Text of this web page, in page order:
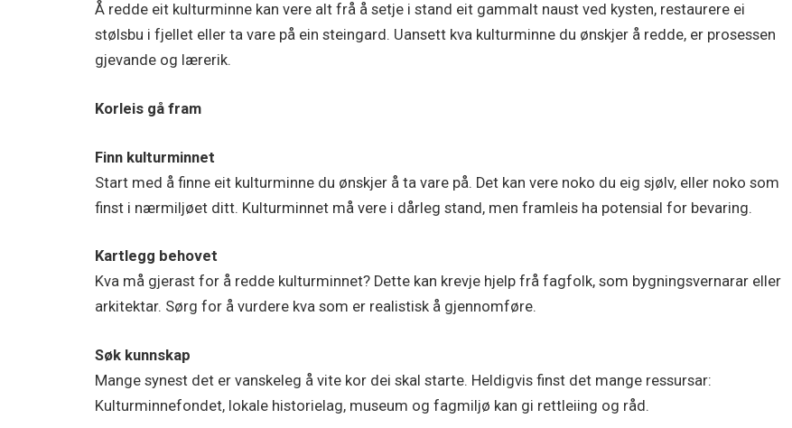
Å redde eit kulturminne kan vere alt frå å setje i stand eit gammalt naust ved kysten, restaurere ei
stølsbu i fjellet eller ta vare på ein steingard. Uansett kva kulturminne du ønskjer å redde, er prosessen
gjevande og lærerik.
Korleis gå fram
Finn kulturminnet
Start med å finne eit kulturminne du ønskjer å ta vare på. Det kan vere noko du eig sjølv, eller noko som
finst i nærmiljøet ditt. Kulturminnet må vere i dårleg stand, men framleis ha potensial for bevaring.
Kartlegg behovet
Kva må gjerast for å redde kulturminnet? Dette kan krevje hjelp frå fagfolk, som bygningsvernarar eller
arkitektar. Sørg for å vurdere kva som er realistisk å gjennomføre.
Søk kunnskap
Mange synest det er vanskeleg å vite kor dei skal starte. Heldigvis finst det mange ressursar:
Kulturminnefondet, lokale historielag, museum og fagmiljø kan gi rettleiing og råd.